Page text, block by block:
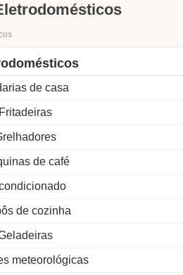
de casa
Fritadeiras
de café
de cozinha
meteorológicas